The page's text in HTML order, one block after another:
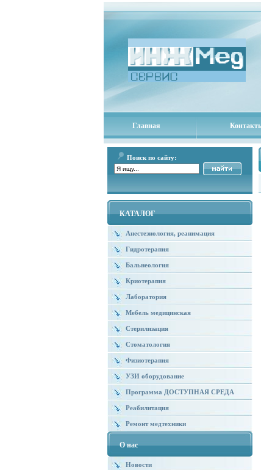
Главная
Поиск по сайту:
КАТАЛОГ
Анестезиология, реанимация
Гидротерапия
Бальнеология
Криотерапия
Лаборатория
Мебель медицинская
Стерилизация
Стоматология
Физиотерапия
УЗИ оборудование
Программа ДОСТУПНАЯ СРЕДА
Реабилитация
Ремонт медтехники
О нас
Новости